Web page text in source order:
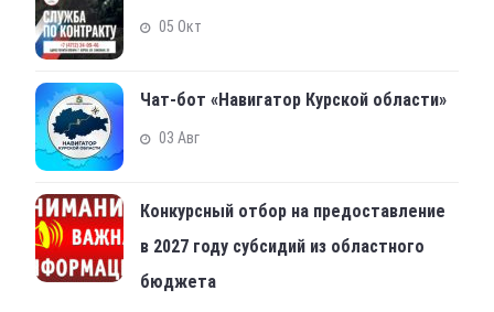
05 Окт
Чат-бот «Навигатор Курской области»
03 Авг
Конкурсный отбор на предоставление
в 2027 году субсидий из областного
бюджета